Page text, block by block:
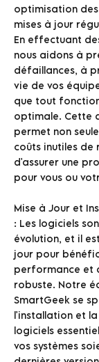
optimisation
mises à jour
En effectuant
nous aidons à
défaillances, à
vie de vos
que tout
optimale. Cette
permet non
coûts inutiles de
d'assurer une
pour vous ou
Mise à Jour et
: Les logiciels
évolution, et il
jour pour
performance et
robuste. Notre
SmartGeek se
l'installation et
logiciels
vos systèmes